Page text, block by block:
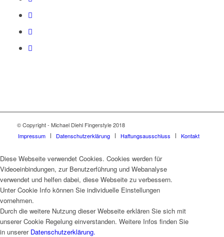
© Copyright - Michael Diehl Fingerstyle 2018
Impressum
Datenschutzerklärung Haftungsausschluss Kontakt
Diese Webseite verwendet Cookies. Cookies werden für
Videoeinbindungen, zur Benutzerführung und Webanalyse
verwendet und helfen dabei, diese Webseite zu verbessern.
Unter Cookie Info können Sie individuelle Einstellungen
vornehmen.
Durch die weitere Nutzung dieser Webseite erklären Sie sich mit
unserer Cookie Regelung einverstanden. Weitere Infos finden Sie
in unserer Datenschutzerklärung.